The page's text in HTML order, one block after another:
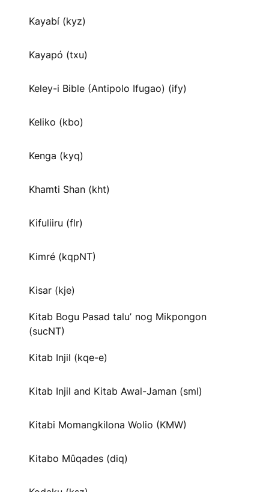
Kayabí (kyz)
Kayapó (txu)
Keley-i Bible (Antipolo Ifugao) (ify)
Keliko (kbo)
Kenga (kyq)
Khamti Shan (kht)
Kifuliiru (flr)
Kimré (kqpNT)
Kisar (kje)
Kitab Bogu Pasad taluʼ nog Mikpongon
(sucNT)
Kitab Injil (kqe-e)
Kitab Injil and Kitab Awal-Jaman (sml)
Kitabi Momangkilona Wolio (KMW)
Kitabo Mûqades (diq)